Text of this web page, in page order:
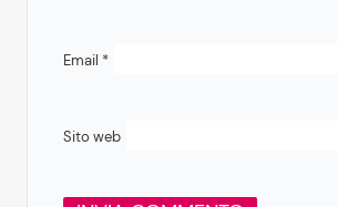
Email *
Sito web